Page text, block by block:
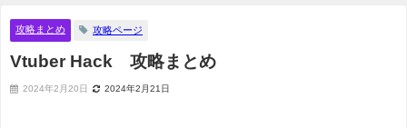
攻略まとめ 攻略ページ
Vtuber Hack 攻略まとめ
2024年2月20日 2024年2月21日